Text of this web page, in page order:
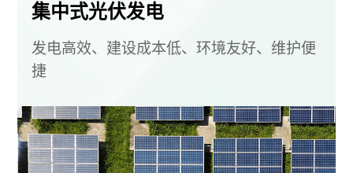
集中式光伏发电
发电高效、建设成本低、环境友好、维护便
捷